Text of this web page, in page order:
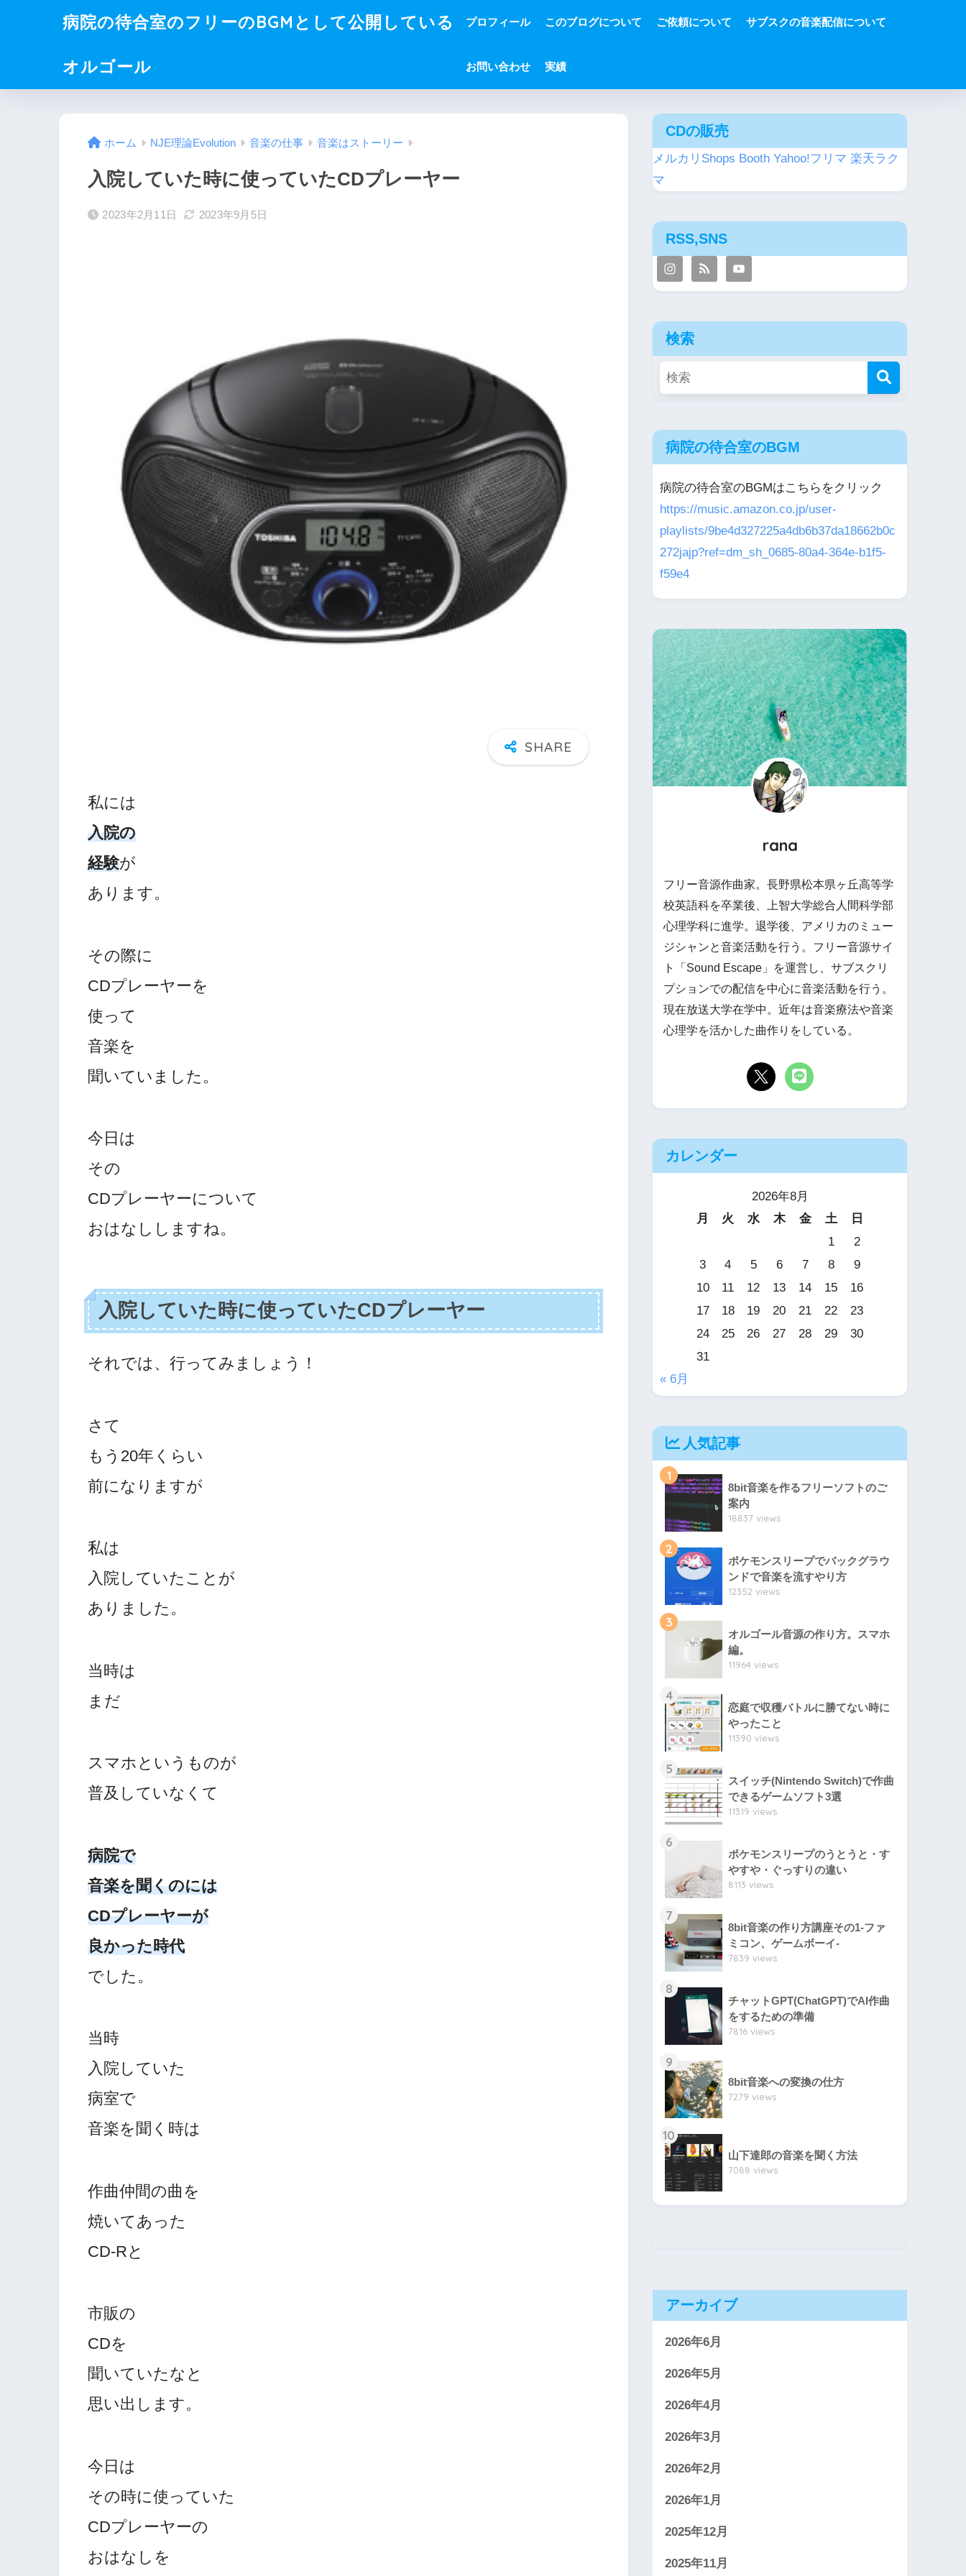
病院の待合室のフリーのBGMとして公開している
オルゴール
プロフィール このブログについて ご依頼について サブスクの音楽配信について
お問い合わせ 実績
ホーム NJE理論Evolution 音楽の仕事 音楽はストーリー
入院していた時に使っていたCDプレーヤー
2023年2月11日 2023年9月5日
私には
入院の
経験が
あります。
その際に
CDプレーヤーを
使って
音楽を
聞いていました。
今日は
その
CDプレーヤーについて
おはなししますね。
入院していた時に使っていたCDプレーヤー
それでは、行ってみましょう！
さて
もう20年くらい
前になりますが
私は
入院していたことが
ありました。
当時は
まだ
スマホというものが
普及していなくて
病院で
音楽を聞くのには
CDプレーヤーが
良かった時代
でした。
当時
入院していた
病室で
音楽を聞く時は
作曲仲間の曲を
焼いてあった
CD-Rと
市販の
CDを
聞いていたなと
思い出します。
今日は
その時に使っていた
CDプレーヤーの
おはなしを
CDの販売
メルカリShops Booth Yahoo!フリマ 楽天ラク
マ
RSS,SNS
検索
病院の待合室のBGM
病院の待合室のBGMはこちらをクリック
https://music.amazon.co.jp/user-
playlists/9be4d327225a4db6b37da18662b0c
272jajp?ref=dm_sh_0685-80a4-364e-b1f5-
f59e4
rana
フリー音源作曲家。長野県松本県ヶ丘高等学
校英語科を卒業後、上智大学総合人間科学部
心理学科に進学。退学後、アメリカのミュー
ジシャンと音楽活動を行う。フリー音源サイ
ト「Sound Escape」を運営し、サブスクリ
プションでの配信を中心に音楽活動を行う。
現在放送大学在学中。近年は音楽療法や音楽
心理学を活かした曲作りをしている。
カレンダー
2026年8月
月
火 水 木 金 土
日
1
2
3
4 5 6 7 8
9
10
11 12 13 14 15
16
17
18 19 20 21 22
23
24
25 26 27 28 29
30
31
« 6月
人気記事
1
8bit音楽を作るフリーソフトのご
案内
18837 views
2
ポケモンスリープでバックグラウ
ンドで音楽を流すやり方
12352 views
3
オルゴール音源の作り方。スマホ
編。
11964 views
4
恋庭で収穫バトルに勝てない時に
やったこと
11390 views
5
スイッチ(Nintendo Switch)で作曲
できるゲームソフト3選
11319 views
6
ポケモンスリープのうとうと・す
やすや・ぐっすりの違い
8113 views
7
8bit音楽の作り方講座その1-ファ
ミコン、ゲームボーイ-
7839 views
8
チャットGPT(ChatGPT)でAI作曲
をするための準備
7816 views
9
8bit音楽への変換の仕方
7279 views
10
山下達郎の音楽を聞く方法
7088 views
アーカイブ
2026年6月
2026年5月
2026年4月
2026年3月
2026年2月
2026年1月
2025年12月
2025年11月